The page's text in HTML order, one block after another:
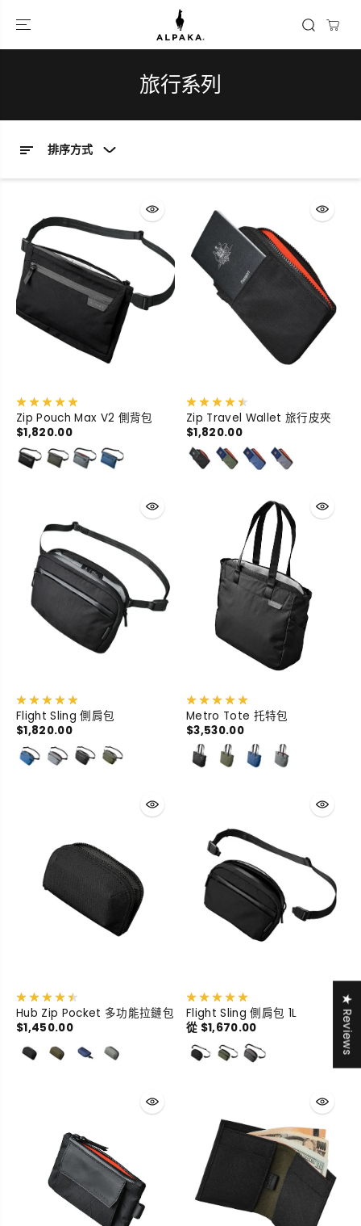
跳到內容
旅行系列
排序方式
Zip Pouch Max V2 側背包
$1,820.00
Zip Travel Wallet 旅行皮夾
$1,820.00
Flight Sling 側肩包
$1,820.00
Metro Tote 托特包
$3,530.00
Hub Zip Pocket 多功能拉鏈包
$1,450.00
Flight Sling 側肩包 1L
從 $1,670.00
★ Reviews